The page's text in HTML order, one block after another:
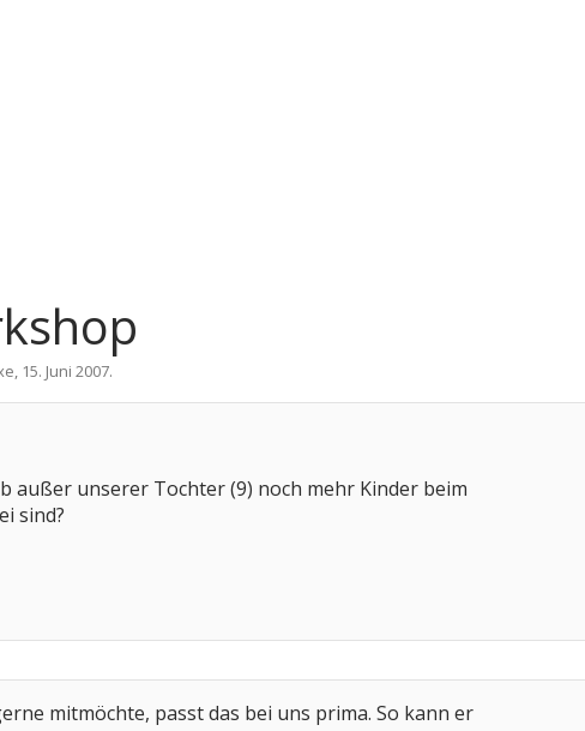
, 15. Juni 2007.
außer unserer Tochter (9) noch mehr Kinder beim
sind?
mitmöchte, passt das bei uns prima. So kann er